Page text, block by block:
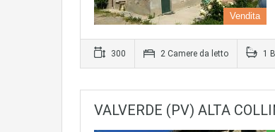
Vendita
300 2 Camere da letto 1
VALVERDE (PV) ALTA